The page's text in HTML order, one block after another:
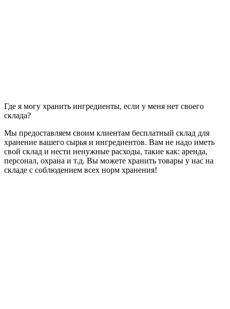
Где я могу хранить ингредиенты, если у меня нет своего
склада?
Мы предоставляем своим клиентам бесплатный склад для
хранение вашего сырья и ингредиентов. Вам не надо иметь
свой склад и нести ненужные расходы, такие как: аренда,
персонал, охрана и т.д. Вы можете хранить товары у нас на
складе с соблюдением всех норм хранения!